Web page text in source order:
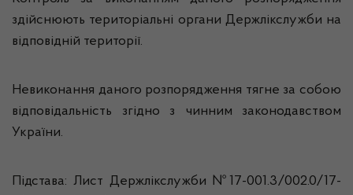
здійснюють територіальні органи Держлікслужби на
відповідній території.
Невиконання даного розпорядження тягне за собою
відповідальність згідно з чинним законодавством
України.
Підстава: Лист Держлікслужби №17-001.3/002.0/17-